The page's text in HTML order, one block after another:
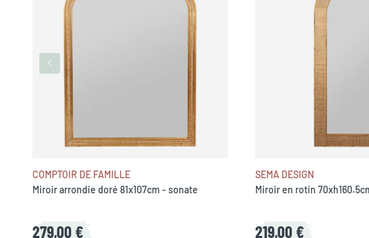
COMPTOIR DE FAMILLE
Miroir arrondie doré 81x107cm - sonate
279,00 €
SEMA DESIGN
Miroir en rotin
219,00 €